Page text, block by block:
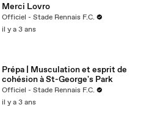
Merci Lovro
Officiel - Stade Rennais F.C.
il y a 3 ans
Prépa | Musculation et esprit de
cohésion à St-George's Park
Officiel - Stade Rennais F.C.
il y a 3 ans